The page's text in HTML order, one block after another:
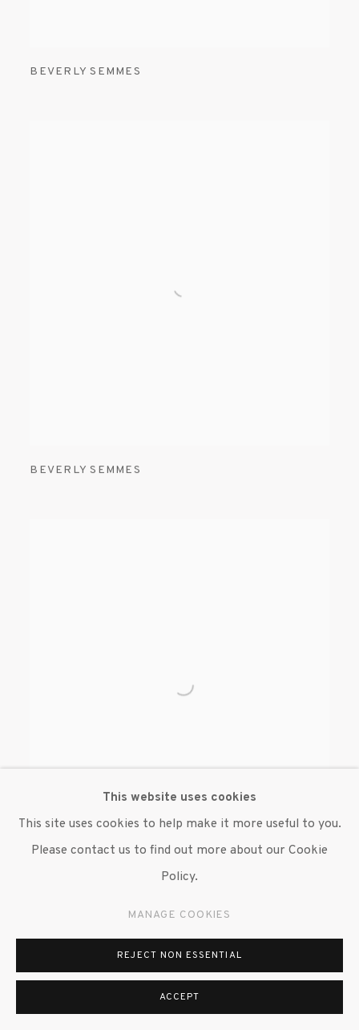
BEVERLY SEMMES
BEVERLY SEMMES
This website uses cookies
This site uses cookies to help make it more useful to you.
Please contact us to find out more about our Cookie
Policy.
MANAGE COOKIES
REJECT NON ESSENTIAL
ACCEPT